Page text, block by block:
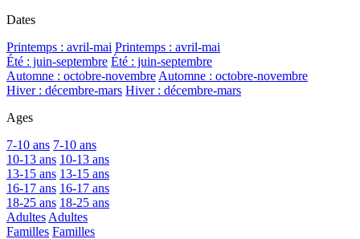
Dates
Printemps : avril-mai Printemps : avril-mai
Été : juin-septembre Été : juin-septembre
Automne : octobre-novembre Automne : octobre-novembre
Hiver : décembre-mars Hiver : décembre-mars
Ages
7-10 ans 7-10 ans
10-13 ans 10-13 ans
13-15 ans 13-15 ans
16-17 ans 16-17 ans
18-25 ans 18-25 ans
Adultes Adultes
Familles Familles